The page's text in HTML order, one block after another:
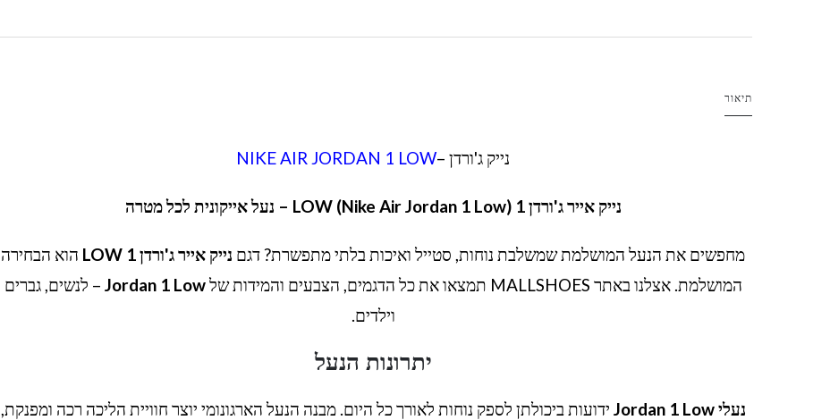
תיאור
נייק ג'ורדן –NIKE AIR JORDAN 1 LOW
נייק אייר ג'ורדן 1 LOW (Nike Air Jordan 1 Low) – נעל אייקונית לכל מטרה
מחפשים את הנעל המושלמת שמשלבת נוחות, סטייל ואיכות בלתי מתפשרת? דגם נייק אייר ג'ורדן 1 LOW
הוא הבחירה
המושלמת. אצלנו באתר MALLSHOES תמצאו את כל הדגמים, הצבעים והמידות של
Jordan 1 Low – לנשים, גברים
וילדים.
יתרונות הנעל
נעלי Jordan 1 Low
ידועות ביכולתן לספק נוחות לאורך כל היום. מבנה הנעל הארגונומי יוצר חוויית הליכה רכה ומפנקת,